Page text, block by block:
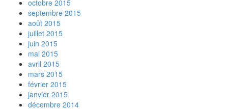
octobre 2015
septembre 2015
août 2015
juillet 2015
juin 2015
mai 2015
avril 2015
mars 2015
février 2015
janvier 2015
décembre 2014